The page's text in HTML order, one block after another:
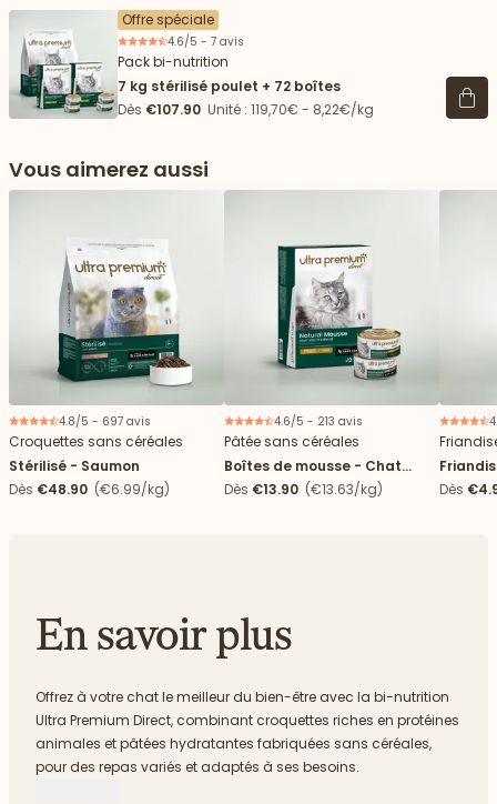
Offre spéciale
4.6/5 - 7 avis
Pack bi-nutrition
7 kg stérilisé poulet + 72 boîtes
Dès €107.90 Unité : 119,70€ - 8,22€/kg Voir
Vous aimerez aussi
4.8/5 - 697 avis
Croquettes sans céréales
Stérilisé - Saumon
Dès €48.90 (€6.99/kg)
4.6/5 - 213 avis
Pâtée sans céréales
Boîtes de mousse - Chat
stérilisé
Dès €13.90 (€13.63/kg)
Dès
En savoir plus
Offrez à votre chat le meilleur du bien-être avec la bi-nutrition
Ultra Premium Direct, combinant croquettes riches en protéines
animales et pâtées hydratantes fabriquées sans céréales,
pour des repas variés et adaptés à ses besoins.